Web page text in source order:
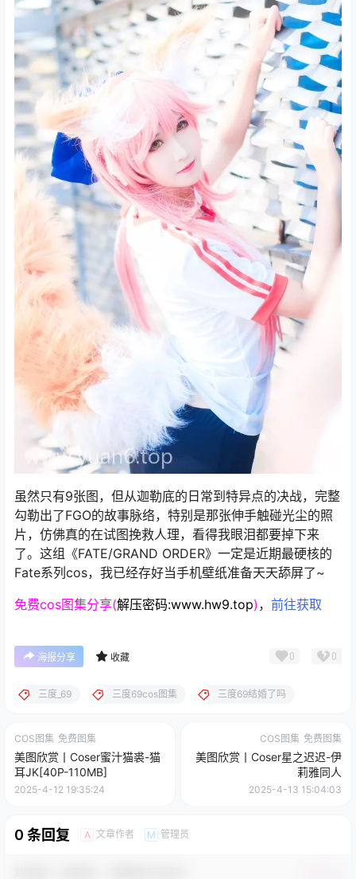
虽然只有9张图，但从迦勒底的日常到特异点的决战，完整
勾勒出了FGO的故事脉络，特别是那张伸手触碰光尘的照
片，仿佛真的在试图挽救人理，看得我眼泪都要掉下来
了。这组《FATE/GRAND ORDER》一定是近期最硬核的
Fate系列cos，我已经存好当手机壁纸准备天天舔屏了~
免费cos图集分享(解压密码:www.hw9.top) ， 前往获取
海报分享 收藏 0 0
三度_69 三度69cos图集 三度69结婚了吗
COS图集 免费图集
美图欣赏丨Coser蜜汁猫裘-猫
耳JK[40P-110MB]
2025-4-12 19:35:24
COS图集 免费图集
美图欣赏丨Coser星之迟迟-伊
莉雅同人
2025-4-13 15:04:03
0 条回复 A 文章作者 M 管理员